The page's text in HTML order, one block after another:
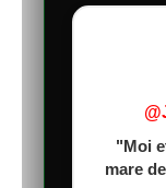
"Moi
mare